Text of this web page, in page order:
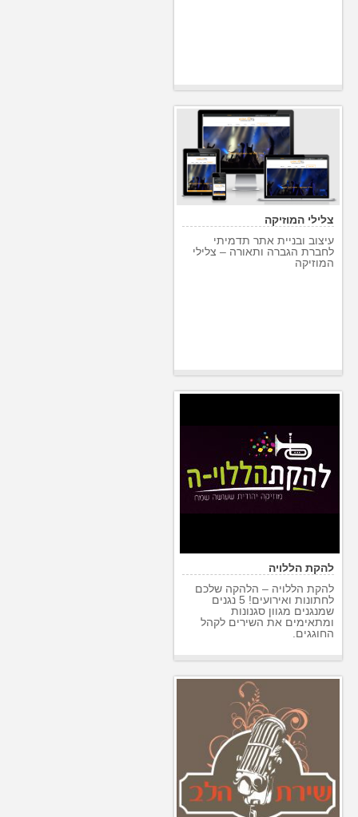
צלילי המוזיקה
עיצוב ובניית אתר תדמיתי
לחברת הגברה ותאורה – צלילי
המוזיקה
להקת הללויה
להקת הללויה – הלהקה שלכם
לחתונות ואירועים! 5 נגנים
שמנגנים מגוון סגנונות
ומתאימים את השירים לקהל
החוגגים.